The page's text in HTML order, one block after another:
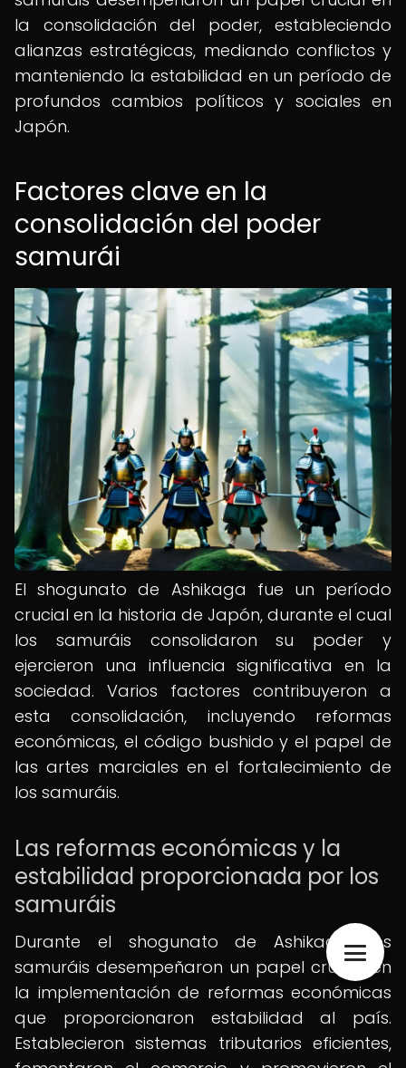
la consolidación del poder, estableciendo
alianzas estratégicas, mediando conflictos y
manteniendo la estabilidad en un período de
profundos cambios políticos y sociales en
Japón.
Factores clave en la
consolidación del poder
samurái
El shogunato de Ashikaga fue un período
crucial en la historia de Japón, durante el cual
los samuráis consolidaron su poder y
ejercieron una influencia significativa en la
sociedad. Varios factores contribuyeron a
esta consolidación, incluyendo reformas
económicas, el código bushido y el papel de
las artes marciales en el fortalecimiento de
los samuráis.
Las reformas económicas y la
estabilidad proporcionada por los
samuráis
Durante el shogunato de Ashikaga, los
samuráis desempeñaron un papel crucial en
la implementación de reformas económicas
que proporcionaron estabilidad al país.
Establecieron sistemas tributarios eficientes,